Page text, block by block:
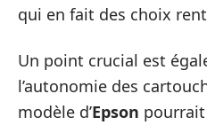
qui en fait des choix
Un point crucial est
l’autonomie des
modèle d’Epson pourrait